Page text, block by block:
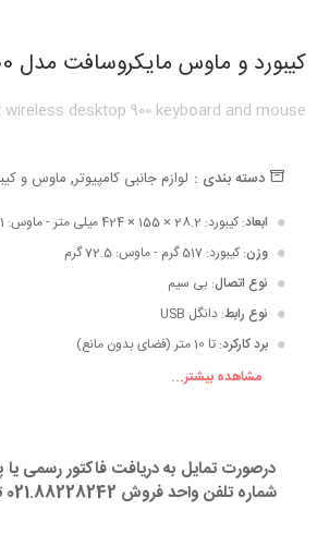
کیبورد و ماوس مایکروسافت مدل Desktop 900
desktop 900 keyboard and mouse
دسته بندی : لوازم جانبی کامپیوتر, ماوس و
ابعاد: کیبورد: 28.2 × 155 × 424 میلی متر - ماوس: 44.1 × 63.1 × 113 میلی متر
وزن: کیبورد: 517 گرم - ماوس: 72.5 گرم
نوع اتصال: بی سیم
نوع رابط: دانگل USB
برد کارکرد: تا 10 متر (فضای بدون مانع)
مشاهده بیشتر...
سایز باتری
قلمی)
درصورت تمایل به دریافت فاکتور رسمی
شماره تلفن واحد فروش 021.88228242 تماس حاصل نمایید.